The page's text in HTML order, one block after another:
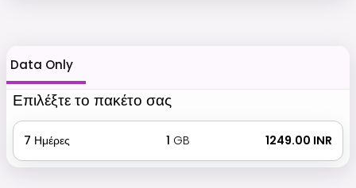
Data Only
Επιλέξτε το πακέτο σας
7 Ημέρες 1 GB ₹ 1249.00 INR